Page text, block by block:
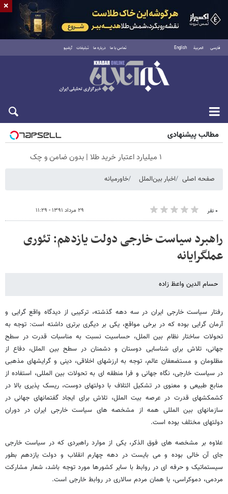
فارسی العربية English تماس با ما درباره ما تبلیغات آرشیو
پنجشنبه ۱۵ مرداد ۱۴۰۵
مطالب پیشنهادی
۱ میلیارد اعتبار خرید طلا | بدون ضامن و چک
صفحه اصلی اخبار بین‌الملل خاورمیانه
۰ نفر ۲۹ مرداد ۱۳۹۱ - ۱۱:۲۹
راهبرد سیاست خارجی دولت یازدهم: تئوری
عملگرایانه
حسام الدین واعظ زاده
رفتار سیاست خارجی ایران در سه دهه گذشته، ترکیبی از دیدگاه واقع گرایی و
آرمان گرایی بوده که در برخی مواقع، یکی بر دیگری برتری داشته است: توجه به
تحولات ساختار نظام بین الملل، حساسیت نسبت به مناسبات قدرت در سطح
جهانی، تلاش برای شناسایی دوستان و دشمنان در سطح بین الملل، دفاع از
مظلومان و مستضعفان عالم، توجه به ارزشهای اخلاقی، دینی و گرایشهای مذهبی
در سیاست خارجی، نگاه جهانی و فرا منطقه ای به تحولات بین المللی، استفاده از
منابع طبیعی و معنوی در تشکیل ائتلاف با دولتهای دوست، ریسک پذیری بالا در
کشمکشهای قدرت در عرصه بیت الملل، تلاش برای ایجاد گفتمانهای جهانی در
سازمانهای بین المللی همه از مشخصه های سیاست خارجی ایران در دوران
دولتهای مختلف بوده است.
علاوه بر مشخصه های فوق الذکر، یکی از موارد راهبردی که در سیاست خارجی
جای آن خالی بوده و می بایست در دهه چهارم انقلاب و دولت یازدهم بطور
سیستماتیک و حرفه ای در روابط با سایر کشورها مورد توجه باشد، شعار مشارکت
مردمی، دموکراسی، یا همان مردم سالاری در روابط خارجی است.
×